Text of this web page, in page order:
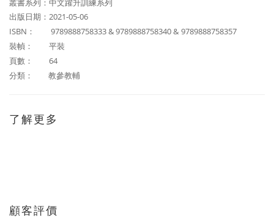
叢書系列：中文躍升訓練系列
出版日期：2021-05-06
ISBN： 9789888758333 & 9789888758340 & 9789888758357
裝幀： 平裝
頁數： 64
分類：
教參教輔
了解更多
顧客評價